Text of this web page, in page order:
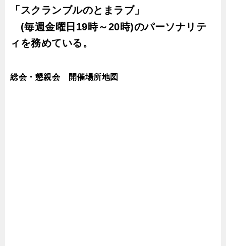
「スクランブルのとまラブ」
(毎週金曜日 19時～20時)のパーソナリテ
ィを務めている。
総会・懇親会 開催場所地図